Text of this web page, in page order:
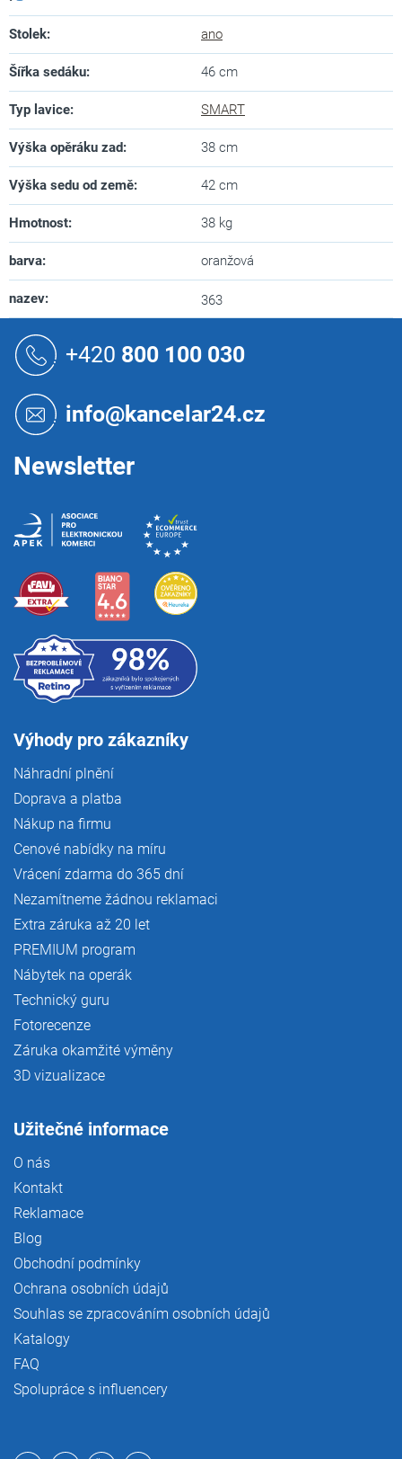
Stolek: ano
Šířka sedáku: 46 cm
Typ lavice: SMART
Výška opěráku zad: 38 cm
Výška sedu od země: 42 cm
Hmotnost: 38 kg
barva: oranžová
nazev: 363
+420 800 100 030
info@kancelar24.cz
Newsletter
Výhody pro zákazníky
Náhradní plnění
Doprava a platba
Nákup na firmu
Cenové nabídky na míru
Vrácení zdarma do 365 dní
Nezamítneme žádnou reklamaci
Extra záruka až 20 let
PREMIUM program
Nábytek na operák
Technický guru
Fotorecenze
Záruka okamžité výměny
3D vizualizace
Užitečné informace
O nás
Kontakt
Reklamace
Blog
Obchodní podmínky
Ochrana osobních údajů
Souhlas se zpracováním osobních údajů
Katalogy
FAQ
Spolupráce s influencery